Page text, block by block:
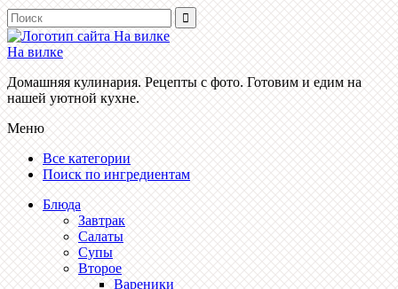
На вилке
Домашняя кулинария. Рецепты с фото. Готовим и едим на
нашей уютной кухне.
Меню
Все категории
Поиск по ингредиентам
Блюда
Завтрак
Салаты
Супы
Второе
Вареники